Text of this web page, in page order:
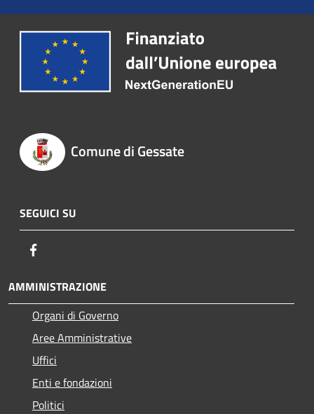
Comune di Gessate
SEGUICI SU
AMMINISTRAZIONE
Organi di Governo
Aree Amministrative
Uffici
Enti e fondazioni
Politici